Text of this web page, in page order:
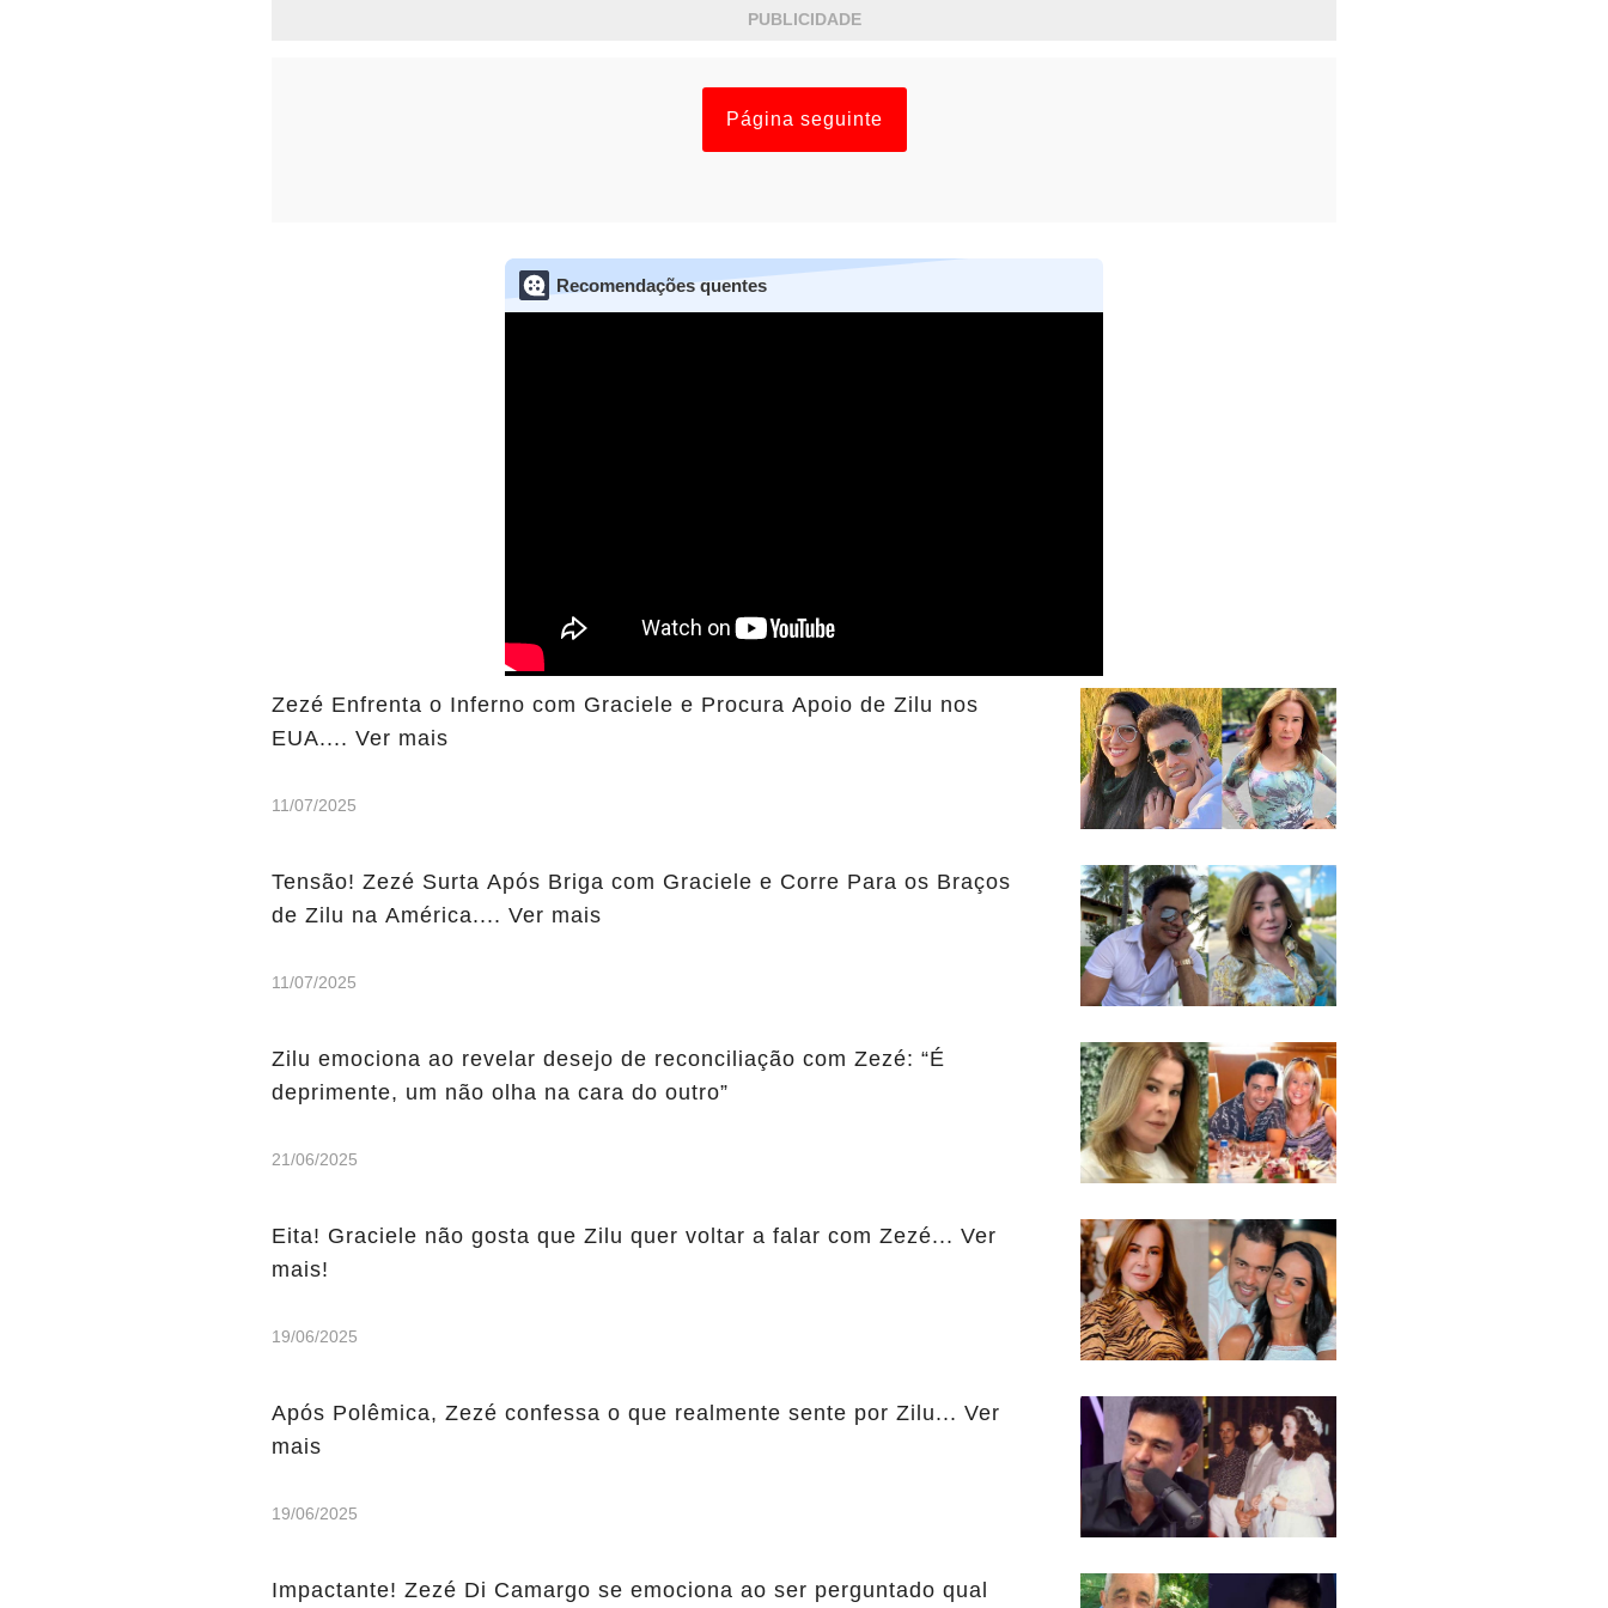
PUBLICIDADE
Página seguinte
Recomendações quentes
Zezé Enfrenta o Inferno com Graciele e Procura Apoio de Zilu nos
EUA.... Ver mais
11/07/2025
Tensão! Zezé Surta Após Briga com Graciele e Corre Para os Braços
de Zilu na América.... Ver mais
11/07/2025
Zilu emociona ao revelar desejo de reconciliação com Zezé: “É
deprimente, um não olha na cara do outro”
21/06/2025
Eita! Graciele não gosta que Zilu quer voltar a falar com Zezé... Ver
mais!
19/06/2025
Após Polêmica, Zezé confessa o que realmente sente por Zilu... Ver
mais
19/06/2025
Impactante! Zezé Di Camargo se emociona ao ser perguntado qual